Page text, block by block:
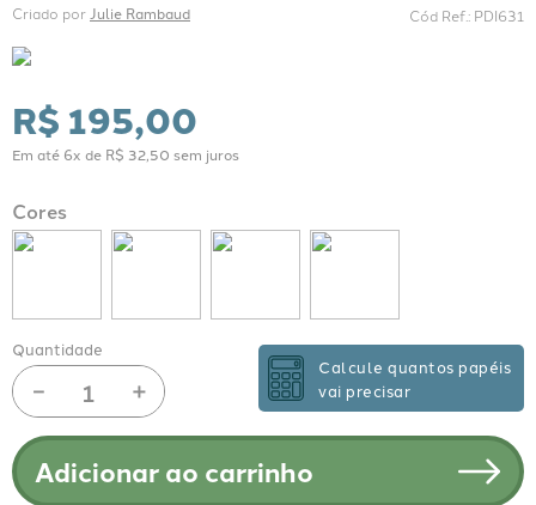
Criado por Julie Rambaud Cód Ref.: PDI631
R$ 195,00
Em até 6x de R$ 32 50 sem juros
Cores
Quantidade
＋
－
Calcule quantos papéis
vai precisar
Adicionar ao carrinho